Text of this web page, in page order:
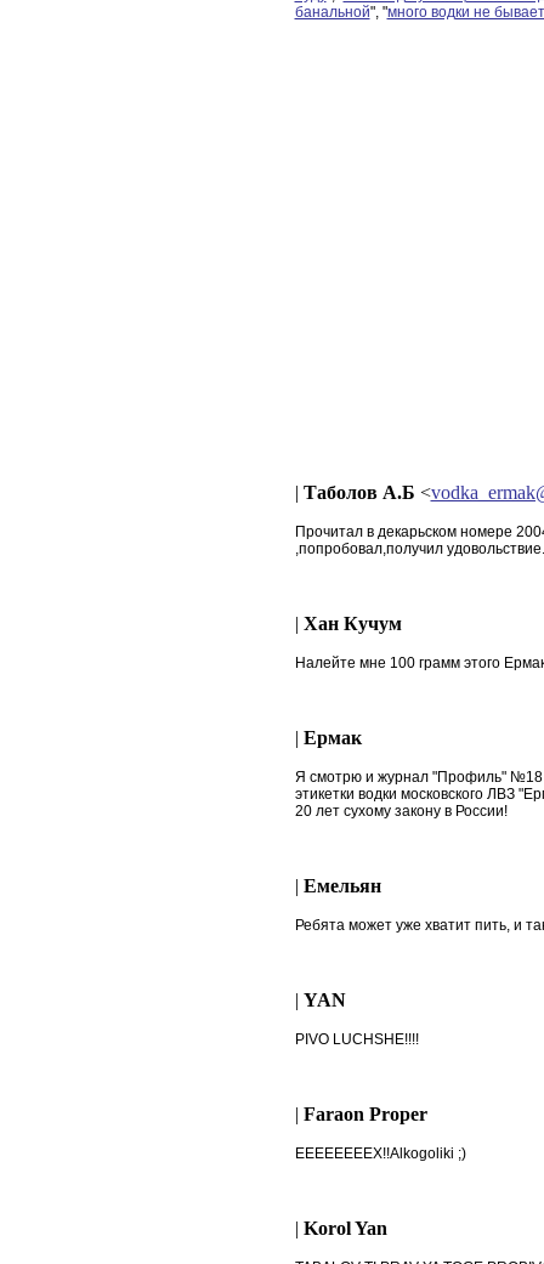
банальной", "много водки не бывает
| Таболов А.Б <
Прочитал в декарьском номере
,попробовал,получил
| Хан Кучум
Налейте мне 100 грамм этого
| Ермак
Я смотрю и журнал "Профиль" №18
этикетки водки московского ЛВЗ
20 лет сухому закону в России!
| Емельян
Ребята может уже хватит пить, и
| YAN
PIVO LUCHSHE!!!!
| Faraon Proper
EEEEEEEEX!!Alkogoliki ;)
| Korol Yan